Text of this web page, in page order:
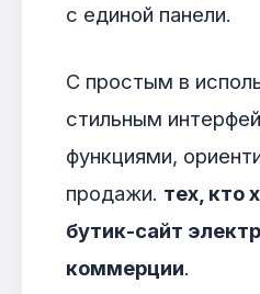
с единой панели.
С простым в
стильным
функциями,
продажи. тех, кто
бутик-сайт
коммерции.